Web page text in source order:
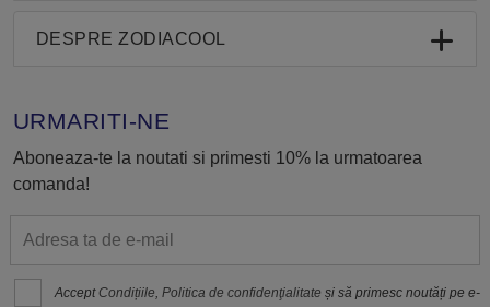
DESPRE ZODIACOOL
URMARITI-NE
Aboneaza-te la noutati si primesti 10% la urmatoarea
comanda!
Accept Condițiile,Politica de confidenţialitate și să primesc noutăți pe e-